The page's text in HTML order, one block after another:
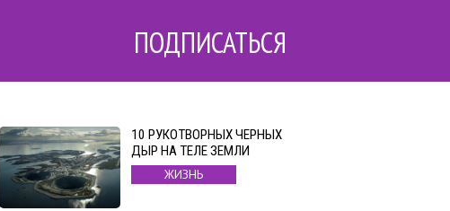
ПОДПИСАТЬСЯ
10 РУКОТВОРНЫХ ЧЕРНЫХ
ДЫР НА ТЕЛЕ ЗЕМЛИ
ЖИЗНЬ